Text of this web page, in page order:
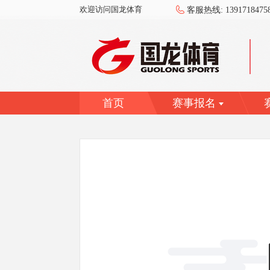
欢迎访问国龙体育 客服热线:
首页 赛事报名